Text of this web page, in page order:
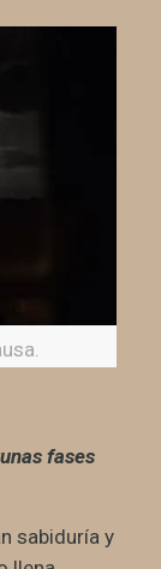
fases
sabiduría y